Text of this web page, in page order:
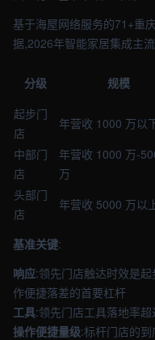
基于海屋网络服务的71+重
据,2026年智能家居集成主
分级 规模
起步门
店
年营收 1000 万以
中部门
店
年营收 1000 万-
万
头部门
店
年营收 5000 万以
基准关键:
响应:领先门店触达时效是
作便捷落差的首要杠杆
工具:领先门店工具落地率
操作便捷量级:标杆门店的